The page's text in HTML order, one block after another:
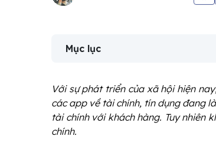
Mục lục
Với sự phát triển của xã hội hiện
các app về tài chính, tín dụng đang
tài chính với khách hàng. Tuy nhiên
chính.